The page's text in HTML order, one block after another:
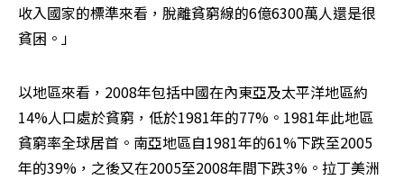
收入國家的標準來看，脫離貧窮線的6億6300萬人還是很
貧困。」
以地區來看，2008年包括中國在內東亞及太平洋地區約
14%人口處於貧窮，低於1981年的77%。1981年此地區
貧窮率全球居首。南亞地區自1981年的61%下跌至2005
年的39%，之後又在2005至2008年間下跌3%。拉丁美洲